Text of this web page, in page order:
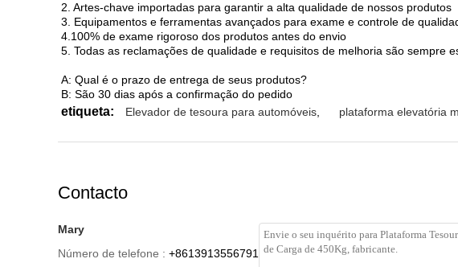
2. Artes-chave importadas para garantir a alta qualidade de nossos produtos
3. Equipamentos e ferramentas avançados para exame e controle de
4.100% de exame rigoroso dos produtos antes do envio
5. Todas as reclamações de qualidade e requisitos de melhoria são sempre
A: Qual é o prazo de entrega de seus produtos?
B: São 30 dias após a confirmação do pedido
etiqueta: Elevador de tesoura para automóveis plataforma elevatória
Contacto
Mary
Número de telefone : +8613913556791